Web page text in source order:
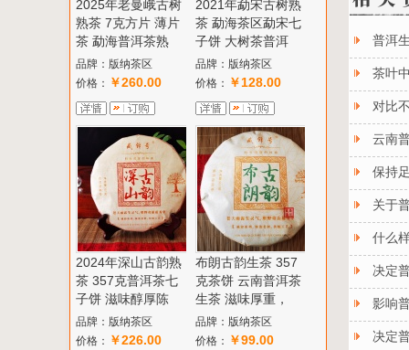
普洱
茶叶
对比
云南
保持
关于
什么
决定
影响
决定
2025年老曼峨古树
熟茶 7克方片 薄片
茶 勐海普洱茶熟
品牌：版纳茶区
价格： ￥260.00
2021年勐宋古树熟
茶 勐海茶区勐宋七
子饼 大树茶普洱
品牌：版纳茶区
价格： ￥128.00
2024年深山古韵熟
茶 357克普洱茶七
子饼 滋味醇厚陈
品牌：版纳茶区
价格： ￥226.00
布朗古韵生茶 357
克茶饼 云南普洱茶
生茶 滋味厚重，
品牌：版纳茶区
价格： ￥99.00